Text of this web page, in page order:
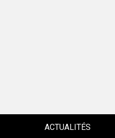
ACTUALITÉS